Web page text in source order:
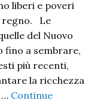
liberi e poveri
regno. Le
del Nuovo
fino a sembrare,
più recenti,
la ricchezza
… Continue